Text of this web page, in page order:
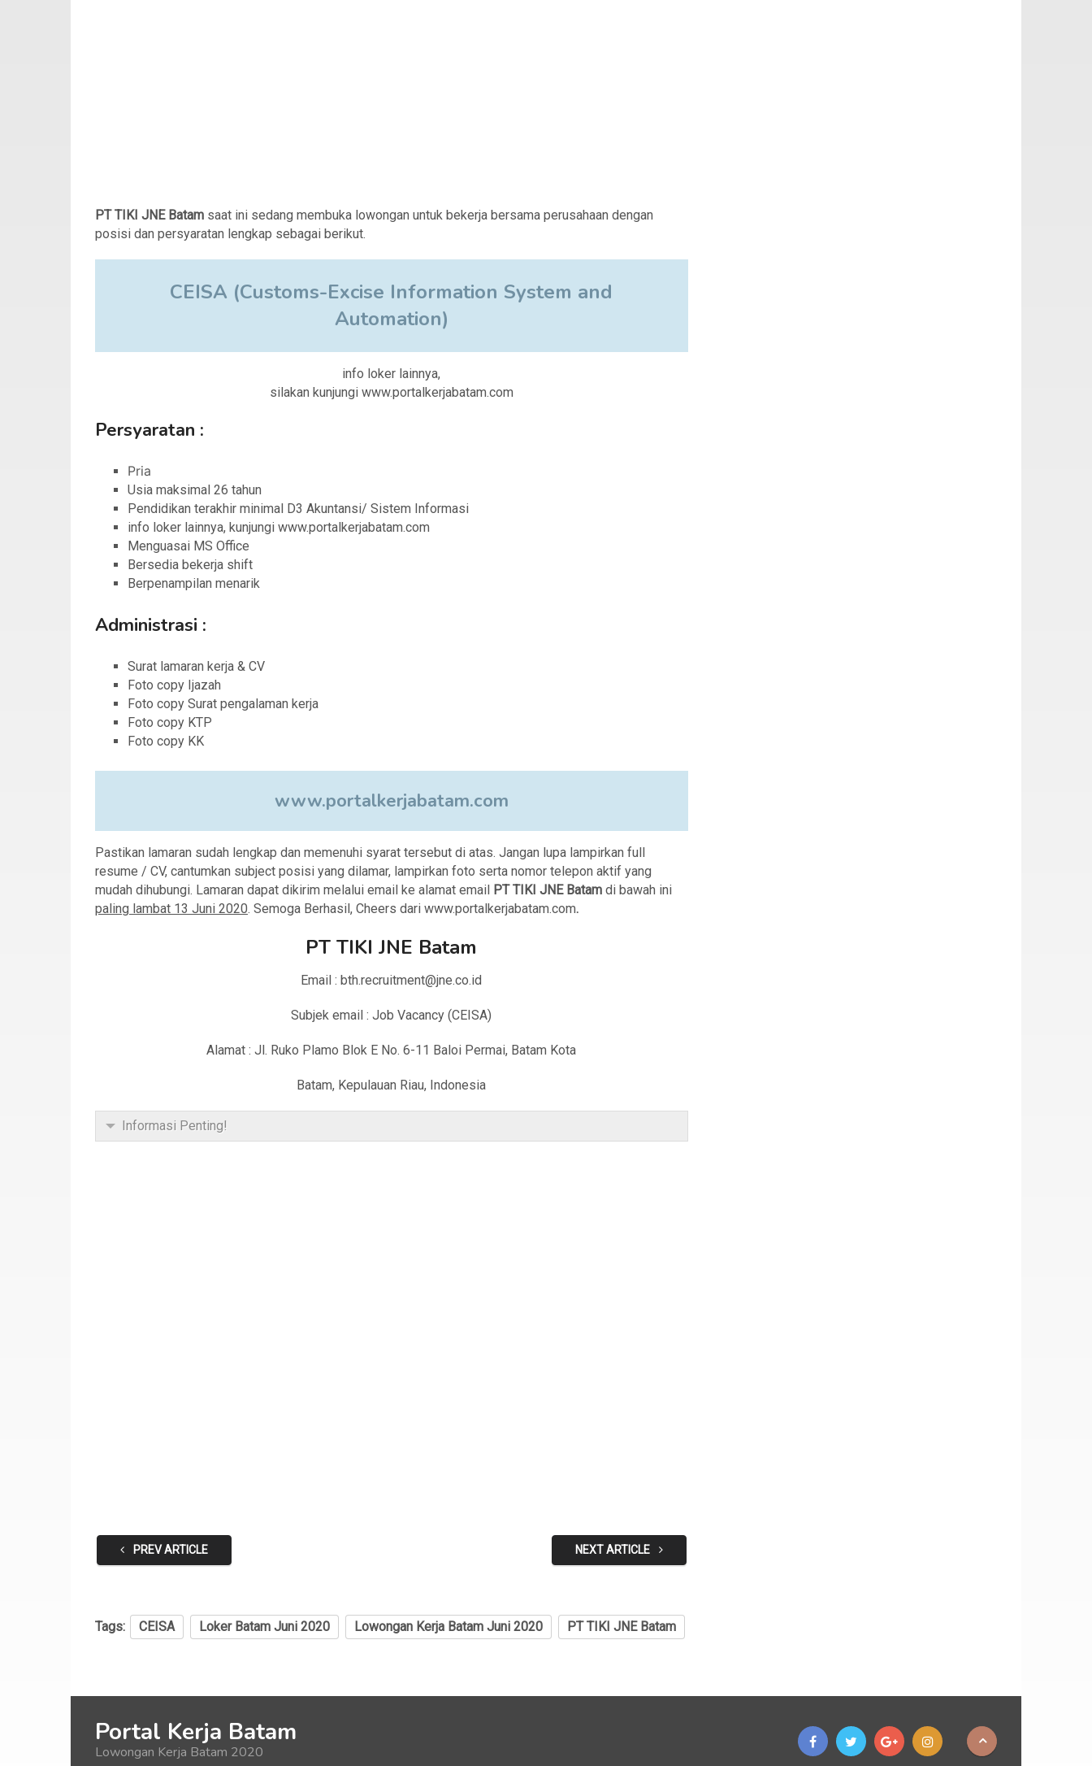
PT TIKI JNE Batam saat ini sedang membuka lowongan untuk bekerja bersama perusahaan dengan
posisi dan persyaratan lengkap sebagai berikut.
CEISA (Customs-Excise Information System and
Automation)
info loker lainnya,
silakan kunjungi www.portalkerjabatam.com
Persyaratan :
Pria
Usia maksimal 26 tahun
Pendidikan terakhir minimal D3 Akuntansi/ Sistem Informasi
info loker lainnya, kunjungi www.portalkerjabatam.com
Menguasai MS Office
Bersedia bekerja shift
Berpenampilan menarik
Administrasi :
Surat lamaran kerja & CV
Foto copy Ijazah
Foto copy Surat pengalaman kerja
Foto copy KTP
Foto copy KK
www.portalkerjabatam.com
Pastikan lamaran sudah lengkap dan memenuhi syarat tersebut di atas. Jangan lupa lampirkan full
resume / CV, cantumkan subject posisi yang dilamar, lampirkan foto serta nomor telepon aktif yang
mudah dihubungi. Lamaran dapat dikirim melalui email ke alamat email PT TIKI JNE Batam di bawah ini
paling lambat 13 Juni 2020. Semoga Berhasil, Cheers dari www.portalkerjabatam.com.
PT TIKI JNE Batam
Email : bth.recruitment@jne.co.id
Subjek email : Job Vacancy (CEISA)
Alamat : Jl. Ruko Plamo Blok E No. 6-11 Baloi Permai, Batam Kota
Batam, Kepulauan Riau, Indonesia
Informasi Penting!
PREV ARTICLE NEXT ARTICLE
Tags: CEISA Loker Batam Juni 2020 Lowongan Kerja Batam Juni 2020 PT TIKI JNE Batam
Portal Kerja Batam
Lowongan Kerja Batam 2020